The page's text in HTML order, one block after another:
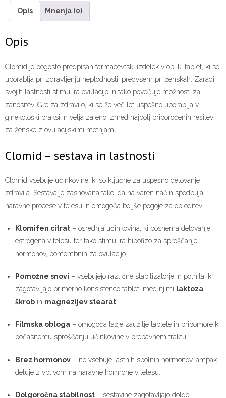
Opis Mnenja (0)
Opis
Clomid je pogosto predpisan farmacevtski izdelek v obliki tablet, ki se
uporablja pri zdravljenju neplodnosti, predvsem pri ženskah. Zaradi
svojih lastnosti stimulira ovulacijo in tako povečuje možnosti za
zanositev. Gre za zdravilo, ki se že več let uspešno uporablja v
ginekološki praksi in velja za eno izmed najbolj priporočenih rešitev
za ženske z ovulacijskimi motnjami.
Clomid – sestava in lastnosti
Clomid vsebuje učinkovine, ki so ključne za uspešno delovanje
zdravila. Sestava je zasnovana tako, da na varen način spodbuja
naravne procese v telesu in omogoča boljše pogoje za oploditev.
Klomifen citrat – osrednja učinkovina, ki posnema delovanje
estrogena v telesu ter tako stimulira hipofizo za sproščanje
hormonov, pomembnih za ovulacijo.
Pomožne snovi – vsebujejo različne stabilizatorje in polnila, ki
zagotavljajo primerno konsistenco tablet, med njimi laktoza
škrob in magnezijev stearat
Filmska obloga – omogoča lažje zaužitje tablete in pripomore k
počasnemu sproščanju učinkovine v prebavnem traktu.
Brez hormonov – ne vsebuje lastnih spolnih hormonov, ampak
deluje z vplivom na naravne hormone v telesu.
Dolgoročna stabilnost – sestavine zagotavljajo dolgo